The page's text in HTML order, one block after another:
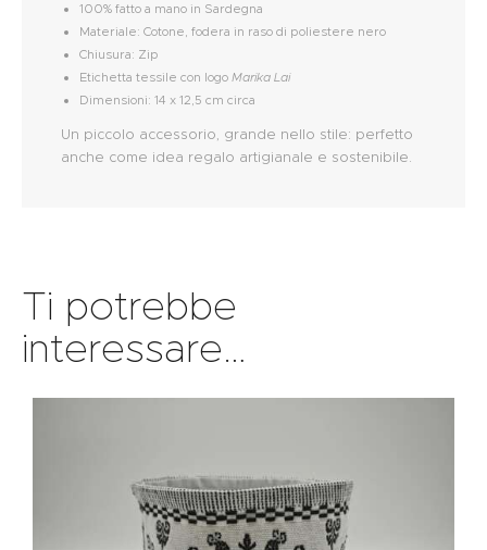
100% fatto a mano in Sardegna
Materiale: Cotone, fodera in raso di poliestere nero
Chiusura: Zip
Etichetta tessile con logoMarika Lai
Dimensioni: 14 x 12,5 cm circa
Un piccolo accessorio, grande nello stile: perfetto
anche come idea regalo artigianale e sostenibile.
Ti potrebbe
interessare…